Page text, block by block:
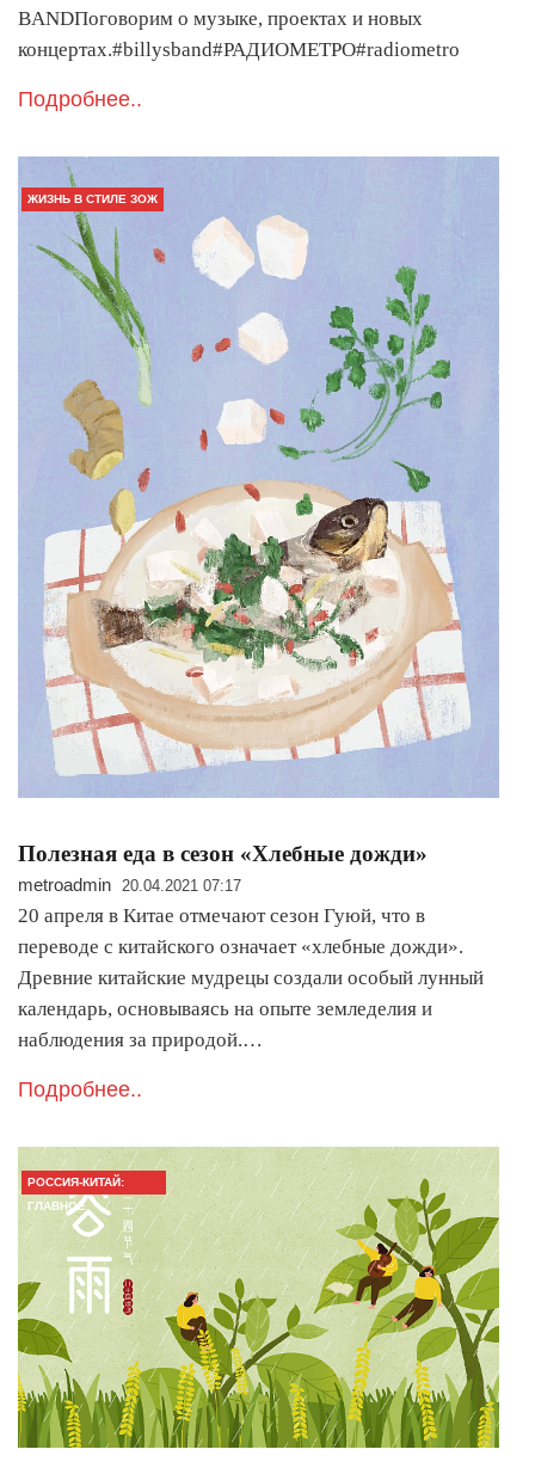
BANDПоговорим о музыке, проектах и новых
концертах.#billysband#РАДИОМЕТРО#radiometro
Подробнее..
ЖИЗНЬ В СТИЛЕ ЗОЖ
Полезная еда в сезон «Хлебные дожди»
metroadmin 20.04.2021 07:17
20 апреля в Китае отмечают сезон Гуюй, что в
переводе с китайского означает «хлебные дожди».
Древние китайские мудрецы создали особый лунный
календарь, основываясь на опыте земледелия и
наблюдения за природой.…
Подробнее..
РОССИЯ-КИТАЙ:
ГЛАВНОЕ